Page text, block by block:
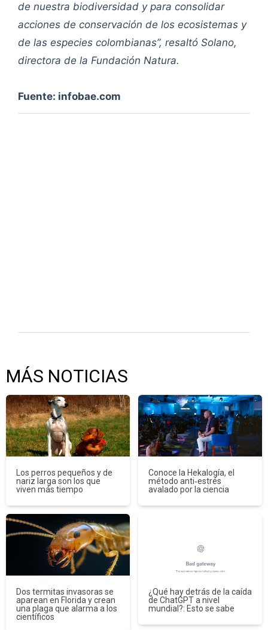
de nuestra biodiversidad y para consolidar
acciones de conservación de los ecosistemas y
de las especies colombianas”, resaltó Solano,
directora de la Fundación Natura.
Fuente: infobae.com
MÁS NOTICIAS
Los perros pequeños y de
nariz larga son los que
viven más tiempo
Conoce la Hekalogía, el
método anti‑estrés
avalado por la ciencia
Dos termitas invasoras se
aparean en Florida y crean
una plaga que alarma a los
científicos
¿Qué hay detrás de la caída
de ChatGPT a nivel
mundial?: Esto se sabe